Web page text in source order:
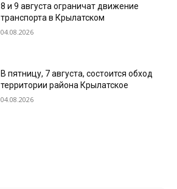
8 и 9 августа ограничат движение
транспорта в Крылатском
04.08.2026
В пятницу, 7 августа, состоится обход
территории района Крылатское
04.08.2026